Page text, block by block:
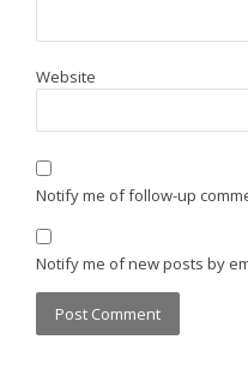
Website
Notify me of follow-up
Notify me of new posts by